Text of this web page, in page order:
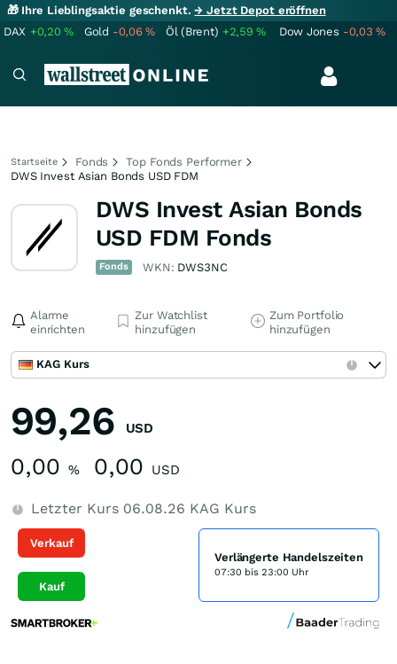
🎁 Ihre Lieblingsaktie geschenkt.→ Jetzt Depot eröffnen
DAX +0,20% Gold -0,06% Öl (Brent) +2,59% Dow Jones -0,03%
Startseite Fonds
Top Fonds Performer
DWS Invest Asian Bonds USD FDM
DWS Invest Asian Bonds
USD FDM Fonds
Fonds WKN: DWS3NC
Alarme
einrichten
Zur Watchlist
hinzufügen
Zum Portfolio
hinzufügen
KAG Kurs
99,26 USD
0,00 % 0,00 USD
Letzter Kurs 06.08.26 KAG Kurs
Verkauf
Kauf
Verlängerte Handelszeiten
07:30 bis 23:00 Uhr